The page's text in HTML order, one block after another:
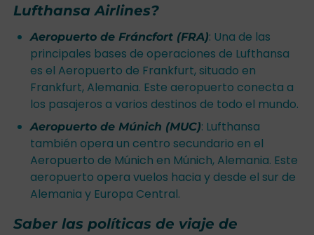
Lufthansa Airlines?
Aeropuerto de Fráncfort (FRA): Una de las
principales bases de operaciones de Lufthansa
es el Aeropuerto de Frankfurt, situado en
Frankfurt, Alemania. Este aeropuerto conecta a
los pasajeros a varios destinos de todo el mundo.
Aeropuerto de Múnich (MUC): Lufthansa
también opera un centro secundario en el
Aeropuerto de Múnich en Múnich, Alemania. Este
aeropuerto opera vuelos hacia y desde el sur de
Alemania y Europa Central.
Saber las políticas de viaje de